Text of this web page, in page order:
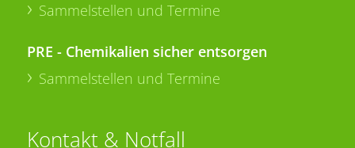
Sammelstellen und Termine
PRE - Chemikalien sicher entsorgen
Sammelstellen und Termine
Kontakt & Notfall